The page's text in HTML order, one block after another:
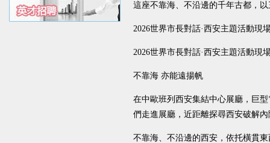
這座不靠海、不沿邊的千年古都，
2026世界市長對話·西安主題活動現
2026世界市長對話·西安主題活動現
不靠海 亦能遠揚帆
在中歐班列西安集結中心展廳，巨
們走進展廳，近距離探尋西安破解
不靠海、不沿邊的西安，依托橫貫